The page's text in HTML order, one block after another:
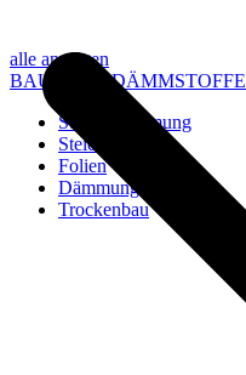
alle anzeigen
BAU- UND DÄMMSTOFFE
Steico Dämmung
Steico Zubehör
Folien
Dämmung
Trockenbau